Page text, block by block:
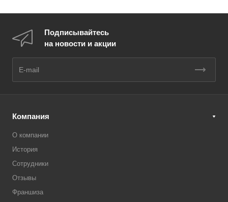
Подписывайтесь
на новости и акции
Компания
О компании
История
Сотрудники
Отзывы
Франшиза